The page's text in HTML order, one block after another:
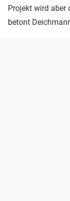
Projekt wird aber
betont